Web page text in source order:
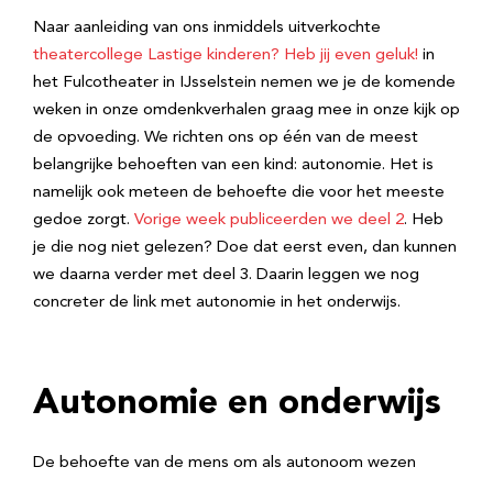
Naar aanleiding van ons inmiddels uitverkochte
theatercollege Lastige kinderen? Heb jij even geluk! in
het Fulcotheater in IJsselstein nemen we je de komende
weken in onze omdenkverhalen graag mee in onze kijk op
de opvoeding. We richten ons op één van de meest
belangrijke behoeften van een kind: autonomie. Het is
namelijk ook meteen de behoefte die voor het meeste
gedoe zorgt. Vorige week publiceerden we deel 2. Heb
je die nog niet gelezen? Doe dat eerst even, dan kunnen
we daarna verder met deel 3. Daarin leggen we nog
concreter de link met autonomie in het onderwijs.
Autonomie en onderwijs
De behoefte van de mens om als autonoom wezen